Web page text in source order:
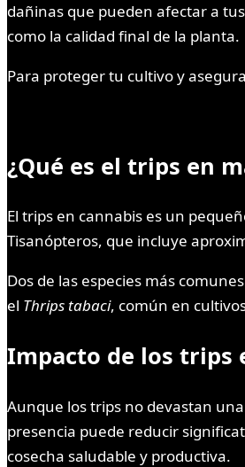
dañinas que pueden afectar a
como la calidad final de la planta.
Para proteger tu cultivo y
¿Qué es el trips en
El trips en cannabis es un
Tisanópteros, que incluye
Dos de las especies más
el Thrips tabaci, común en
Impacto de los trips
Aunque los trips no devastan
presencia puede reducir
cosecha saludable y productiva.